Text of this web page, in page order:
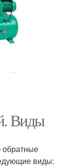
Виды
обратные
виды: